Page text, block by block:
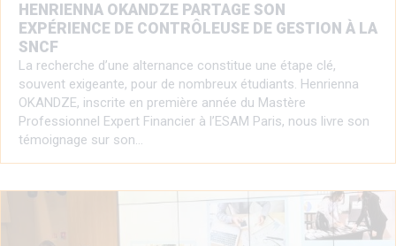
HENRIENNA OKANDZE PARTAGE SON
EXPÉRIENCE DE CONTRÔLEUSE DE GESTION À LA
SNCF
La recherche d’une alternance constitue une étape clé,
souvent exigeante, pour de nombreux étudiants. Henrienna
OKANDZE, inscrite en première année du Mastère
Professionnel Expert Financier à l’ESAM Paris, nous livre son
témoignage sur son…